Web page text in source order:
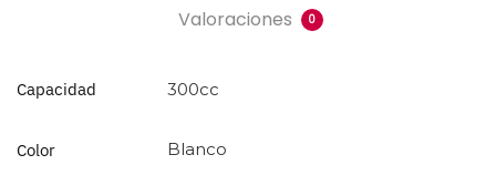
Valoraciones
0
Capacidad 300cc
Color Blanco